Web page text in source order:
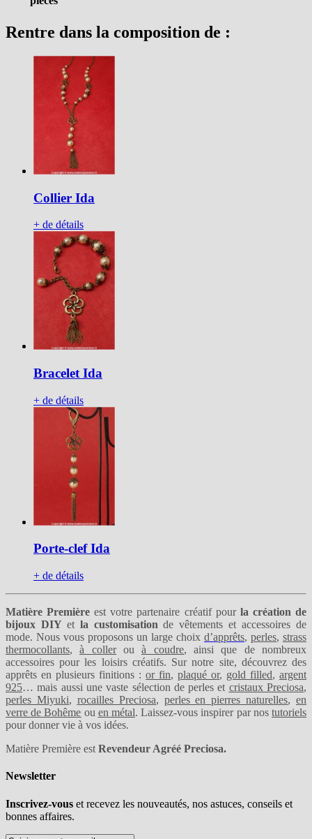
Rentre dans la composition de :
Collier Ida
+ de détails
Bracelet Ida
+ de détails
Porte-clef Ida
+ de détails
Matière Première est votre partenaire créatif pourla création de
bijoux DIY etla customisation de vêtements et accessoires de
mode. Nous vous proposons un large choix d’apprêts, perles, strass
thermocollants,à collerouà coudre, ainsi que de nombreux
accessoires pour les loisirs créatifs. Sur notre site, découvrez des
apprêts en plusieurs finitions : or fin, plaqué or, gold filled, argent
925… mais aussi une vaste sélection de perles et cristaux Preciosa,
perles Miyuki, rocailles Preciosa, perles en pierres naturelles, en
verre de Bohême ou en métal. Laissez-vous inspirer par nostutoriels
pour donner vie à vos idées.
Matière Première est Revendeur Agréé Preciosa.
Newsletter
Inscrivez-vous et recevez les nouveautés, nos astuces, conseils et
bonnes affaires.